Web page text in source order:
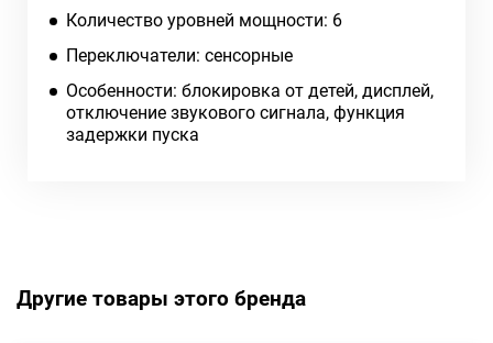
Количество уровней мощности: 6
Переключатели: сенсорные
Особенности: блокировка от детей, дисплей,
отключение звукового сигнала, функция
задержки пуска
Другие товары этого бренда